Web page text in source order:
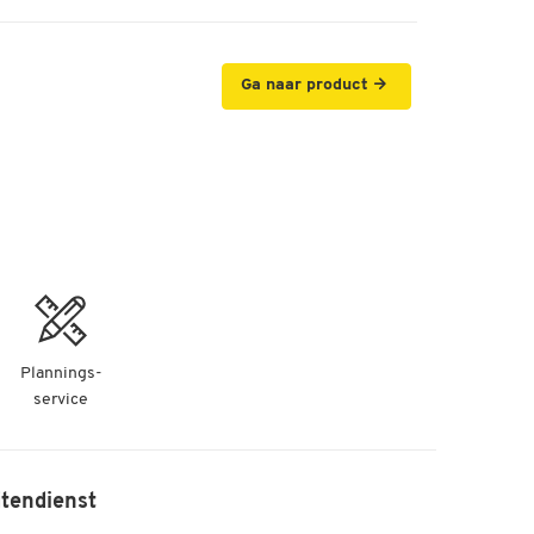
Ga naar product
Plannings-
service